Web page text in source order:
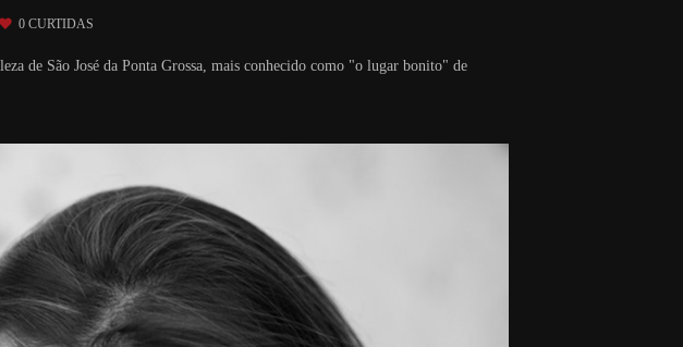
0 CURTIDAS
de São José da Ponta Grossa, mais conhecido como "o lugar bonito" de